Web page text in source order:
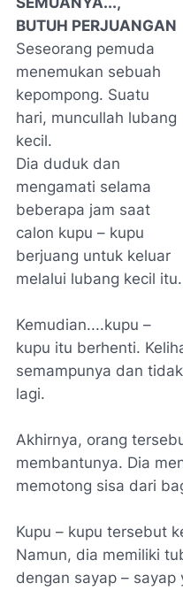
BUTUH PERJUANGAN
Seseorang pemuda
menemukan sebuah
kepompong. Suatu
hari, muncullah lubang
kecil.
Dia duduk dan
mengamati selama
beberapa jam saat
calon kupu – kupu
berjuang untuk keluar
melalui lubang kecil itu.
Kemudian....kupu –
kupu itu berhenti.
semampunya dan
lagi.
Akhirnya, orang
membantunya. Dia
memotong sisa dari
Kupu – kupu tersebut
Namun, dia memiliki
dengan sayap – sayap